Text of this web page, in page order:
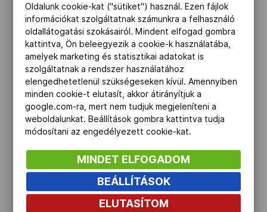
pályafutása első olimpiáján szereplő,
világranglistán 49. Marozsánra nem várt
könnyű feladat a francia Ugo Humbert
ellen, ugyanis amellett, hogy a rivális
jelenleg 15. az ATP-rangsorban, a hazai
közönség támogatását is élvezhette.
Tavaly a Davis Kupa tatabányai
selejtezőjében kemény pályán csaptak
össze, akkor Humbert két szettben nyert,
második találkozójuk pedig telt ház, azaz
2200 néző előtt kezdődött a Roland
Garros 14-es pályáján. Végeredmény: Ugo
Humbert – Marozsán Fábián 6:3, 6:2.
Oldalunk cookie-kat ("sütiket") használ. Ezen fájlok
információkat szolgáltatnak számunkra a felhasználó
oldallátogatási szokásairól. Mindent elfogad gombra
kattintva, Ön beleegyezik a cookie-k használatába,
amelyek marketing és statisztikai adatokat is
szolgáltatnak a rendszer használatához
elengedhetetlenül szükségeseken kívül. Amennyiben
minden cookie-t elutasít, akkor átirányítjuk a
google.com-ra, mert nem tudjuk megjeleníteni a
weboldalunkat. Beállítások gombra kattintva tudja
módosítani az engedélyezett cookie-kat.
MINDET ELFOGADOM
BEÁLLÍTÁSOK
ELUTASÍTOM